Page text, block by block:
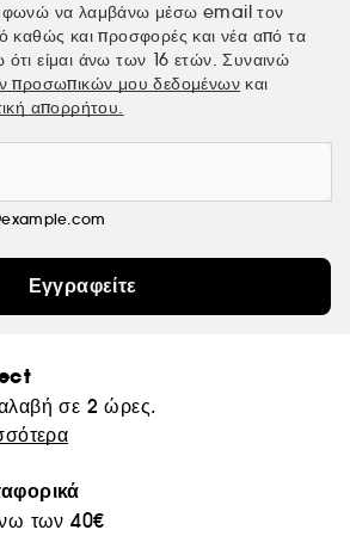
να λαμβάνω μέσω email τον
καθώς και προσφορές και νέα από τα
είμαι άνω των 16 ετών. Συναινώ
προσωπικών μου δεδομένων και
απορρήτου.
Εγγραφείτε
σε 2 ώρες.
των 40€